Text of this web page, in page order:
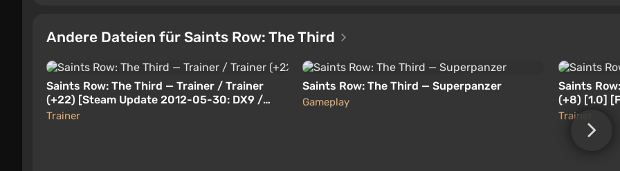
Andere Dateien für Saints Row: The Third
Saints Row: The Third — Trainer / Trainer
(+22) [Steam Update 2012-05-30: DX9 /
DX11] [Lingon]
Trainer
Saints Row: The Third — Superpanzer
Gameplay
Saints
(+8) [1.0]
Trainer